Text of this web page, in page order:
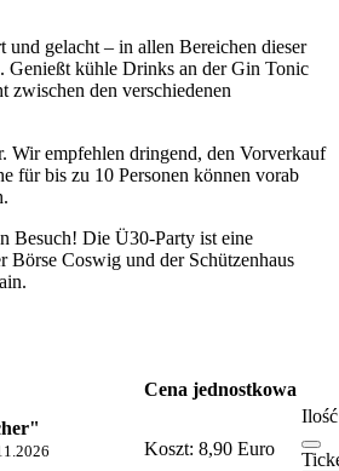
und gelacht – in allen Bereichen dieser
Genießt kühle Drinks an der Gin Tonic
zwischen den verschiedenen
Wir empfehlen dringend, den Vorverkauf
für bis zu 10 Personen können vorab
Besuch! Die Ü30-Party ist eine
Börse Coswig und der Schützenhaus
Cena jednostkowa
Koszt: 8,90 Euro